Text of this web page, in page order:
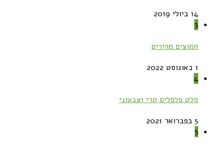
14 ביולי 2019
3
חמוצים מהירים
1 באוגוסט 2022
4
סלט פלפלים טרי וצבעוני
5 בפברואר 2021
5